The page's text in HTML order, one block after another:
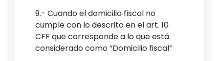
9.- Cuando el domicilio fiscal no
cumple con lo descrito en el art. 10
CFF que corresponde a lo que está
considerado como “Domicilio fiscal”